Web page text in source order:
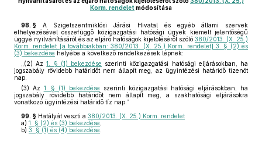
Korm. rendelet módosítása
98. § A Szigetszentmiklósi Járási Hivatal és egyéb állami szervek
elhelyezésével összefüggő közigazgatási hatósági ügyek kiemelt jelentőségű
üggyé nyilvánításáról és az eljáró hatóságok kijelöléséről szóló 380/2013. (X. 25.)
Korm. rendelet [a továbbiakban: 380/2013. (X. 25.) Korm. rendelet] 3. § (2) és
(3) bekezdése helyébe a következő rendelkezések lépnek:
„(2) Az1. § (1) bekezdése szerinti közigazgatási hatósági eljárásokban, ha
jogszabály rövidebb határidőt nem állapít meg, az ügyintézési határidő tizenöt
nap.
(3) Az 1. § (1) bekezdése szerinti közigazgatási hatósági eljárásokban, ha
jogszabály rövidebb határidőt nem állapít meg, a szakhatósági eljárásokra
vonatkozó ügyintézési határidő tíz nap.”
99. § Hatályát veszti a 380/2013. (X. 25.) Korm. rendelet
a) 1. § (2) és (3) bekezdése
b) 3. § (1) és (4) bekezdése